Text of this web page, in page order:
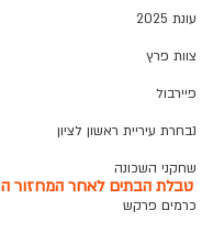
עונת 2025
צוות פרץ
פיירבול
נבחרת עיריית ראשון לציון
שחקני השכונה
כרמים פרקש
טבלת הבתים לאחר המחזור ה 55